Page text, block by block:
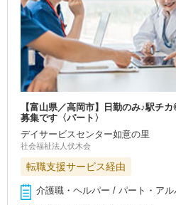
【富山県／高岡市】日勤のみ♪駅チ
募集です〈パート〉
デイサービスセンター如意の里
社会福祉法人伏木会
転職支援サービス経由
介護職・ヘルパー / パート・アル